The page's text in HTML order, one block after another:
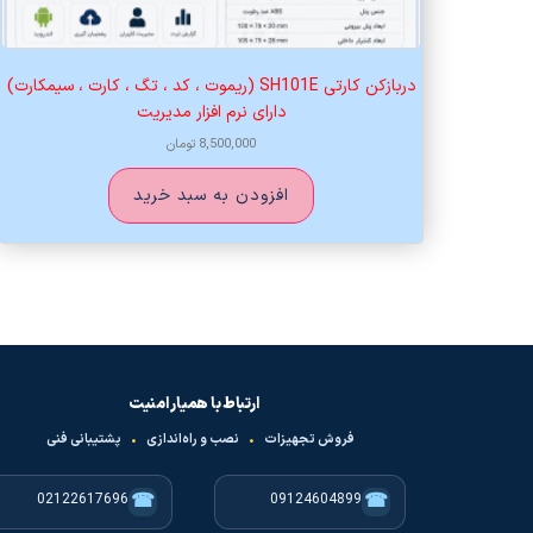
دربازکن کارتی SH101E (ریموت ، کد ، تگ ، کارت ، سیمکارت)
دارای نرم افزار مدیریت
8,500,000 تومان
افزودن به سبد خرید
ارتباط با همیار امنیت
فروش تجهیزات • نصب و راه‌اندازی • پشتیبانی فنی
☎
09124604899
☎
02122617696